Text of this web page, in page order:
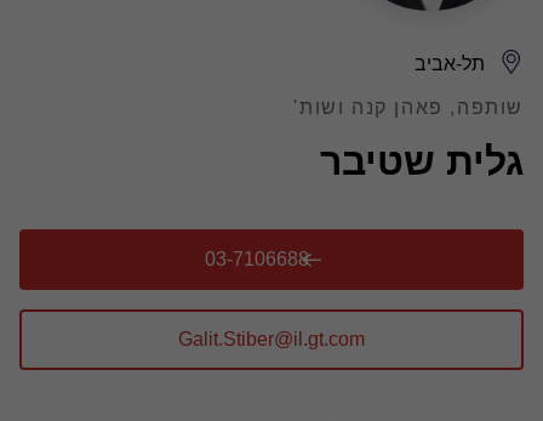
גלית שטיבר
תל-אביב
שותפה, פאהן קנה ושות'
03-7106688